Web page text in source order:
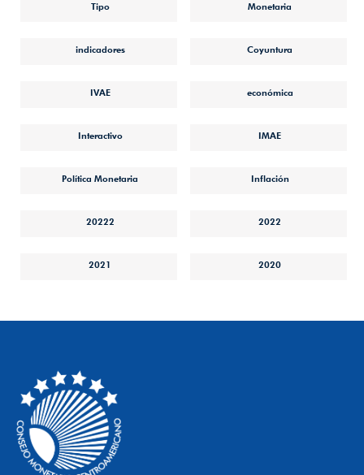
Tipo Monetaria
indicadores Coyuntura
IVAE económica
Interactivo IMAE
Política Monetaria Inflación
20222 2022
2021 2020